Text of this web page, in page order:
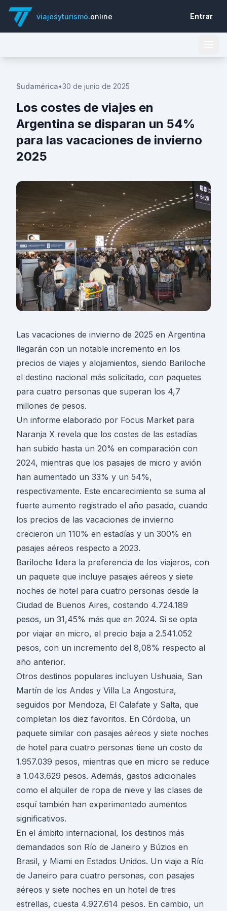
viajesyturismo.online Entrar
Sudamérica•30 de junio de 2025
Los costes de viajes en
Argentina se disparan un 54%
para las vacaciones de invierno
2025
Las vacaciones de invierno de 2025 en Argentina
llegarán con un notable incremento en los
precios de viajes y alojamientos, siendo Bariloche
el destino nacional más solicitado, con paquetes
para cuatro personas que superan los 4,7
millones de pesos.
Un informe elaborado por Focus Market para
Naranja X revela que los costes de las estadías
han subido hasta un 20% en comparación con
2024, mientras que los pasajes de micro y avión
han aumentado un 33% y un 54%,
respectivamente. Este encarecimiento se suma al
fuerte aumento registrado el año pasado, cuando
los precios de las vacaciones de invierno
crecieron un 110% en estadías y un 300% en
pasajes aéreos respecto a 2023.
Bariloche lidera la preferencia de los viajeros, con
un paquete que incluye pasajes aéreos y siete
noches de hotel para cuatro personas desde la
Ciudad de Buenos Aires, costando 4.724.189
pesos, un 31,45% más que en 2024. Si se opta
por viajar en micro, el precio baja a 2.541.052
pesos, con un incremento del 8,08% respecto al
año anterior.
Otros destinos populares incluyen Ushuaia, San
Martín de los Andes y Villa La Angostura,
seguidos por Mendoza, El Calafate y Salta, que
completan los diez favoritos. En Córdoba, un
paquete similar con pasajes aéreos y siete noches
de hotel para cuatro personas tiene un costo de
1.957.039 pesos, mientras que en micro se reduce
a 1.043.629 pesos. Además, gastos adicionales
como el alquiler de ropa de nieve y las clases de
esquí también han experimentado aumentos
significativos.
En el ámbito internacional, los destinos más
demandados son Río de Janeiro y Búzios en
Brasil, y Miami en Estados Unidos. Un viaje a Río
de Janeiro para cuatro personas, con pasajes
aéreos y siete noches en un hotel de tres
estrellas, cuesta 4.927.614 pesos. En cambio, un